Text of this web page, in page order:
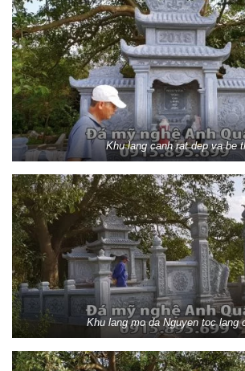
Khu lang canh rat dep va be
Khu lang mo da Nguyen toc lang